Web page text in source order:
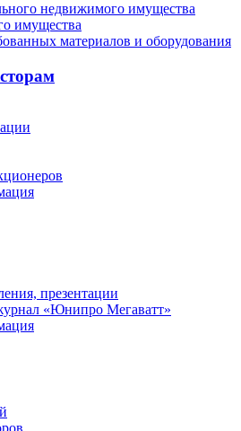
недвижимого имущества
имущества
материалов и оборудования
презентации
«Юнипро Мегаватт»